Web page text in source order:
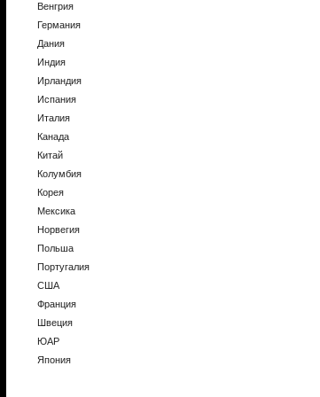
Венгрия
Германия
Дания
Индия
Ирландия
Испания
Италия
Канада
Китай
Колумбия
Корея
Мексика
Норвегия
Польша
Португалия
США
Франция
Швеция
ЮАР
Япония